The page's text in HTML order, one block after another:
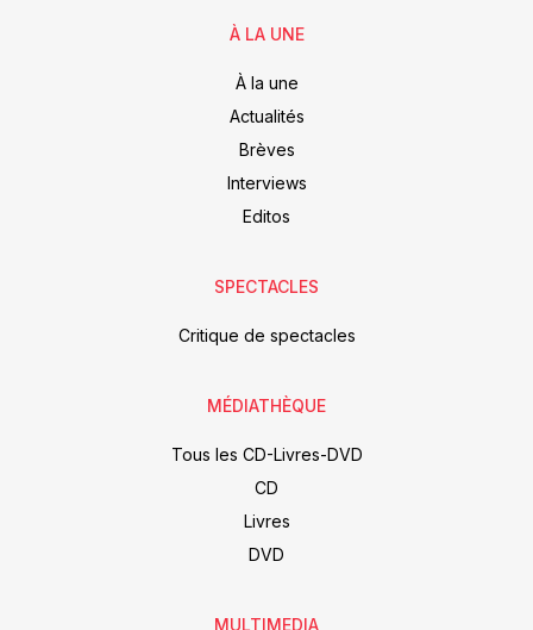
À LA UNE
À la une
Actualités
Brèves
Interviews
Editos
SPECTACLES
Critique de spectacles
MÉDIATHÈQUE
Tous les CD-Livres-DVD
CD
Livres
DVD
MULTIMEDIA